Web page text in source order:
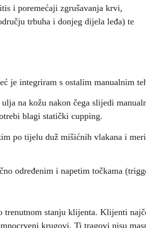
i poremećaji zgrušavanja krvi,
trbuha i donjeg dijela leđa) te
je integriram s ostalim manualnim
na kožu nakon čega slijedi
blagi statički cupping.
po tijelu duž mišićnih vlakana i
određenim i napetim točkama
stanju klijenta. Klijenti
krugovi. Ti tragovi nisu